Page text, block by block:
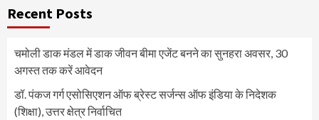
Recent Posts
चमोली डाक मंडल में डाक जीवन बीमा एजेंट बनने का सुनहरा अवसर, 30
अगस्त तक करें आवेदन
डॉ. पंकज गर्ग एसोसिएशन ऑफ ब्रेस्ट सर्जन्स ऑफ इंडिया के निदेशक
(शिक्षा), उत्तर क्षेत्र निर्वाचित